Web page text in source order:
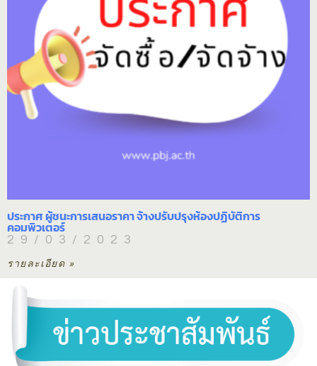
ประกาศ ผู้ชนะการเสนอราคา จ้างปรับปรุงห้องปฏิบัติการ
คอมพิวเตอร์
29/03/2023
รายละเอียด »